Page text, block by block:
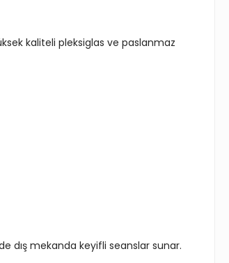
kaliteli pleksiglas ve paslanmaz
dış mekanda keyifli seanslar sunar.